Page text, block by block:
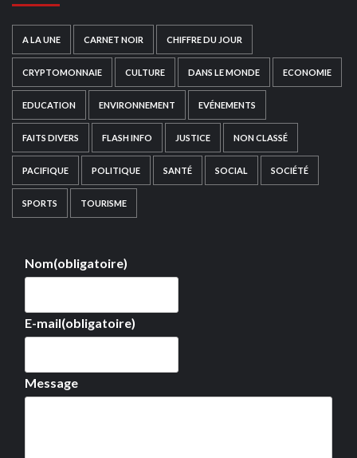
A LA UNE CARNET NOIR CHIFFRE DU JOUR
CRYPTOMONNAIE CULTURE DANS LE MONDE ECONOMIE
EDUCATION ENVIRONNEMENT EVÉNEMENTS
FAITS DIVERS FLASH INFO JUSTICE NON CLASSÉ
PACIFIQUE POLITIQUE SANTÉ SOCIAL SOCIÉTÉ
SPORTS TOURISME
Nom(obligatoire)
E-mail(obligatoire)
Message